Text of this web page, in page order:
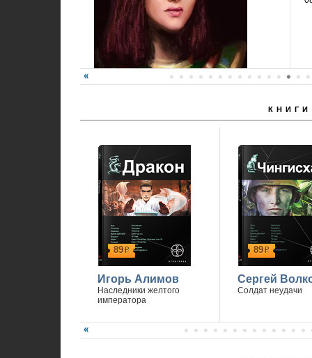
Победитель - Анна Ремез
КНИГИ
89р
Игорь Алимов
Наследники желтого
императора
89р
Сергей
Солдат неудачи